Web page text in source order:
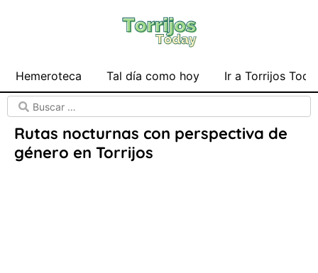
Hemeroteca Tal día como hoy Ir a Torrijos
Rutas nocturnas con perspectiva de
género en Torrijos